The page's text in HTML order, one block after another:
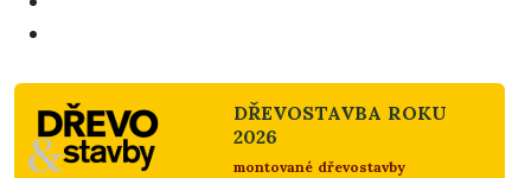
DŘEVOSTAVBA ROKU
2026
montované dřevostavby